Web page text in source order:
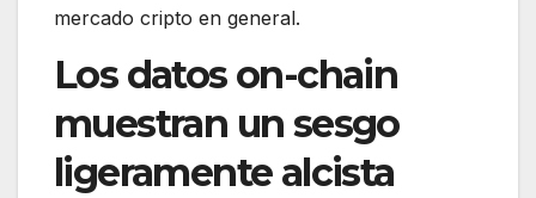
mercado cripto en general.
Los datos on-chain
muestran un sesgo
ligeramente alcista